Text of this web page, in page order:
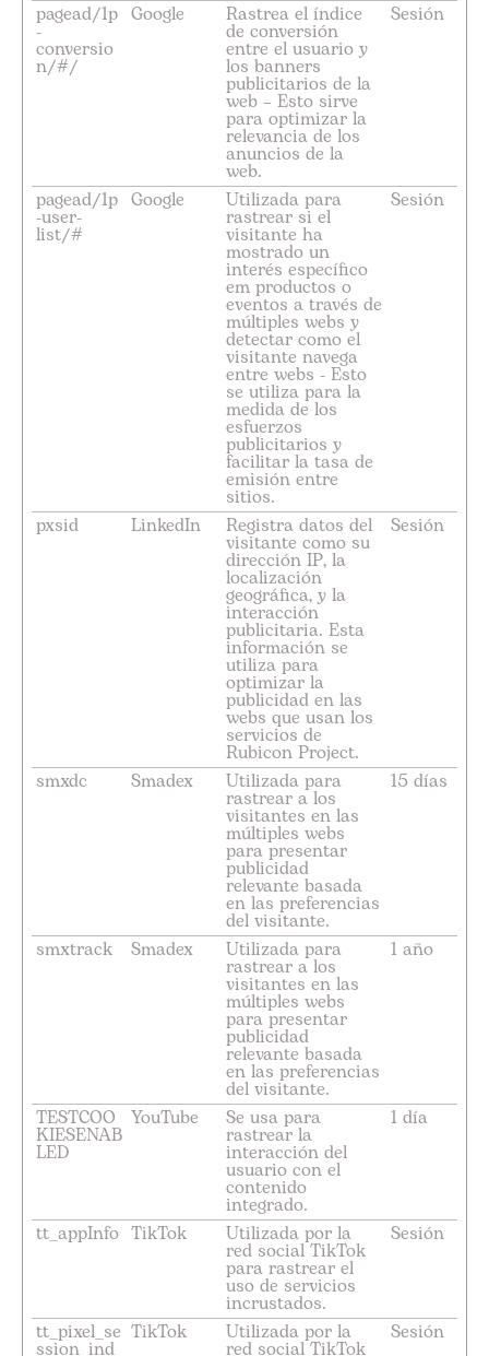
pagead/1p
-
conversio
n/#/
Google Rastrea el índice
de conversión
entre el usuario y
los banners
publicitarios de la
web – Esto sirve
para optimizar la
relevancia de los
anuncios de la
web.
Sesión
pagead/1p
-user-
list/#
Google Utilizada para
rastrear si el
visitante ha
mostrado un
interés específico
em productos o
eventos a través de
múltiples webs y
detectar como el
visitante navega
entre webs - Esto
se utiliza para la
medida de los
esfuerzos
publicitarios y
facilitar la tasa de
emisión entre
sitios.
Sesión
pxsid LinkedIn Registra datos del
visitante como su
dirección IP, la
localización
geográfica, y la
interacción
publicitaria. Esta
información se
utiliza para
optimizar la
publicidad en las
webs que usan los
servicios de
Rubicon Project.
Sesión
smxdc Smadex Utilizada para
rastrear a los
visitantes en las
múltiples webs
para presentar
publicidad
relevante basada
en las preferencias
del visitante.
15 días
smxtrack Smadex Utilizada para
rastrear a los
visitantes en las
múltiples webs
para presentar
publicidad
relevante basada
en las preferencias
del visitante.
1 año
TESTCOO
KIESENAB
LED
YouTube Se usa para
rastrear la
interacción del
usuario con el
contenido
integrado.
1 día
tt_appInfo TikTok Utilizada por la
red social TikTok
para rastrear el
uso de servicios
incrustados.
Sesión
tt_pixel_se
ssion_ind
TikTok Utilizada por la
red social TikTok
Sesión